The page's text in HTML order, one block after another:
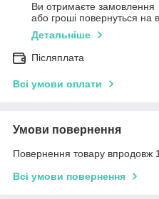
Ви отримаєте замовлення
або гроші повернуться на
Детальніше
Післяплата
Всі умови оплати
Умови повернення
Повернення товару впродовж
Всі умови повернення